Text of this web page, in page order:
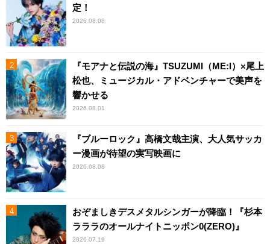
定！
2026.08.08
『モアナと伝説の海』TSUZUMI（ME:I）×尾上
松也、ミュージカル・アドベンチャーで美声を
響かせる
2026.08.01
『ブルーロック』高橋文哉主演、大人気サッカ
ー漫画が待望の実写映画に
2026.08.08
おぞましきデスメタルシンガーが降臨！『杉本
ラララのオールナイトニッポン0(ZERO)』
2026.07.19